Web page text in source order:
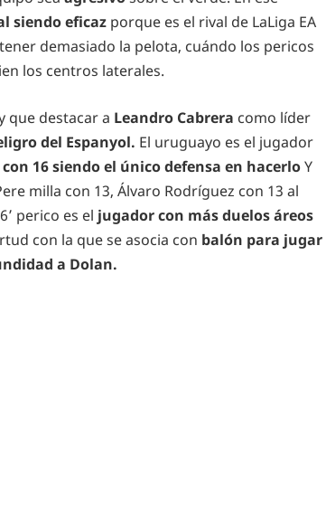
siendo eficaz porque es el rival de LaLiga EA
demasiado la pelota, cuándo los pericos
los centros laterales.
que destacar a Leandro Cabrera como líder
del Espanyol. El uruguayo es el jugador
16 siendo el único defensa en hacerloY
milla con 13, Álvaro Rodríguez con 13 al
perico es el jugador con más duelos áreos
con la que se asocia con balón para jugar
a Dolan.